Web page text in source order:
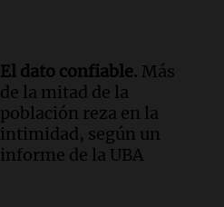
El dato confiable. Más
de la mitad de la
población reza en la
intimidad, según un
informe de la UBA